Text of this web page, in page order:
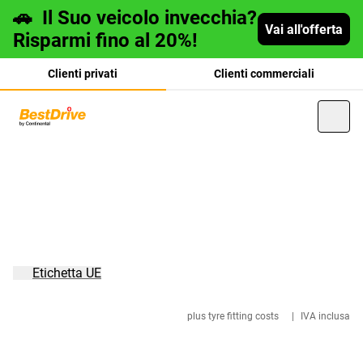
🚗 Il Suo veicolo invecchia?
Risparmi fino al 20%!
Vai all'offerta
Clienti privati Clienti commerciali
plus tyre fitting costs IVA inclusa
Etichetta UE